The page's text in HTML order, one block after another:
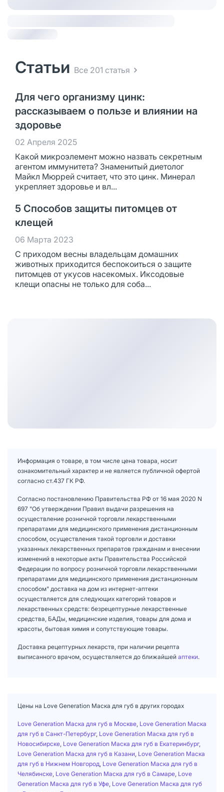
Статьи Все 201 статья
Для чего организму цинк:
рассказываем о пользе и влиянии на
здоровье
02 Апреля 2025
Какой микроэлемент можно назвать секретным
агентом иммунитета? Знаменитый диетолог
Майкл Мюррей считает, что это цинк. Минерал
укрепляет здоровье и вл...
5 Способов защиты питомцев от
клещей
06 Марта 2023
С приходом весны владельцам домашних
животных приходится беспокоиться о защите
питомцев от укусов насекомых. Иксодовые
клещи опасны не только для соба...
Информация о товаре, в том числе цена товара, носит
ознакомительный характер и не является публичной офертой
согласно ст.437 ГК РФ.
Согласно постановлению Правительства РФ от 16 мая 2020 N
697 "Об утверждении Правил выдачи разрешения на
осуществление розничной торговли лекарственными
препаратами для медицинского применения дистанционным
способом, осуществления такой торговли и доставки
указанных лекарственных препаратов гражданам и внесении
изменений в некоторые акты Правительства Российской
Федерации по вопросу розничной торговли лекарственными
препаратами для медицинского применения дистанционным
способом" доставка на дом из интернет-аптеки
осуществляется для следующих категорий товаров и
лекарственных средств: безрецептурные лекарственные
средства, БАДы, медицинские изделия, товары для дома и
красоты, бытовая химия и сопутствующие товары.
Доставка рецептурных лекарств, при наличии рецепта
выписанного врачом, осуществляется до ближайшей аптеки.
Цены на Love Generation Маска для губ в других городах
Love Generation Маска для губ в Москве Love Generation Маска
для губ в Санкт-Петербург, Love Generation Маска для губ в
Новосибирске Love Generation Маска для губ в Екатеринбург,
Love Generation Маска для губ в Казани Love Generation Маска
для губ в Нижнем Новгород Love Generation Маска для губ в
Челябинске Love Generation Маска для губ в Самаре Love
Generation Маска для губ в Уфе Love Generation Маска для губ